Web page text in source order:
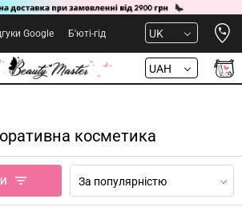
Google Б'юті-гід UK
UAH
косметика
За популярністю